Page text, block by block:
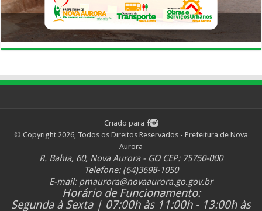
Criado para
© Copyright 2026, Todos os Direitos Reservados - Prefeitura de Nova
Aurora
R. Bahia, 60, Nova Aurora - GO CEP: 75750-000
Telefone: (64)3698-1050
E-mail: pmaurora@novaaurora.go.gov.br
Horário de Funcionamento:
Segunda à Sexta | 07:00h às 11:00h - 13:00h às